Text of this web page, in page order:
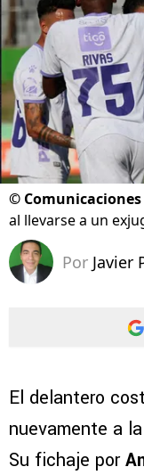
© Comunicaciones
al llevarse a un
Por Javier
El delantero
nuevamente a
Su fichaje por